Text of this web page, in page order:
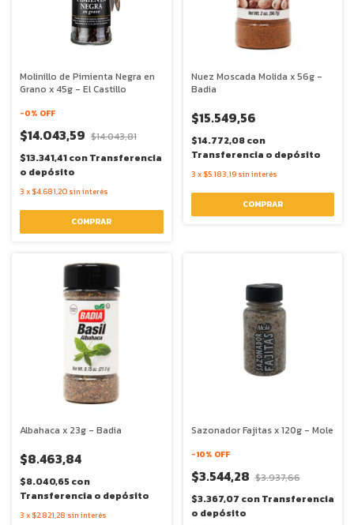
Molinillo de Pimienta Negra en
Grano x 45g - El Castillo
-0% OFF
$14.043,59 $14.043,81
$13.341,41conTransferencia
o depósito
3 x $4.681,20 sin interés
Nuez Moscada Molida x 56g -
Badia
$15.549,56
$14.772,08con
Transferencia o depósito
3 x $5.183,19 sin interés
Albahaca x 23g - Badia
$8.463,84
$8.040,65con
Transferencia o depósito
3 x $2.821,28 sin interés
Sazonador Fajitas x 120g - Mole
-10% OFF
$3.544,28 $3.937,66
$3.367,07 conTransferencia
o depósito